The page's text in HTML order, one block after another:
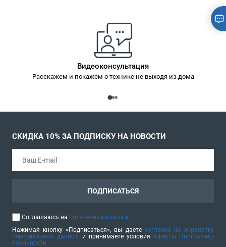
Видеоконсультация
Расскажем и покажем о технике не выходя из дома
СКИДКА 10% ЗА ПОДПИСКУ НА НОВОСТИ
ПОДПИСАТЬСЯ
Соглашаюсь на получение рассылок
Нажимая кнопку «Подписаться», вы даете согласие на обработку
персональных данных и принимаете условия оферты Программы
лояльности